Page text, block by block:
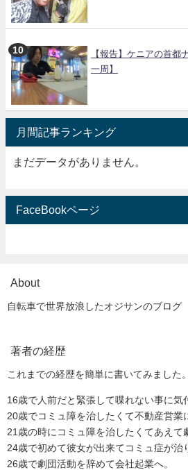
【報告】ケニアの首都
一周】
月間記事ランキング
まだデータがありません。
FaceBookページ
About
自転車で世界放浪したオジサンのブログ
著者の経歴
これまでの経歴を簡単に書いてみました。
16歳で人前だと緊張して喋れない事に気
20歳でコミュ障を治したくて不動産営業
21歳の時にコミュ障を治したくてあえて
24歳で初めて彼女が出来てコミュ症が治
26歳で劇団活動を辞めて会社起業へ。